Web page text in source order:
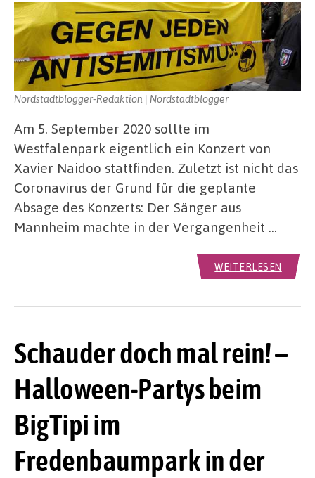
Nordstadtblogger-Redaktion | Nordstadtblogger
Am 5. September 2020 sollte im
Westfalenpark eigentlich ein Konzert von
Xavier Naidoo stattfinden. Zuletzt ist nicht das
Coronavirus der Grund für die geplante
Absage des Konzerts: Der Sänger aus
Mannheim machte in der Vergangenheit …
WEITERLESEN
Schauder doch mal rein! –
Halloween-Partys beim
BigTipi im
Fredenbaumpark in der